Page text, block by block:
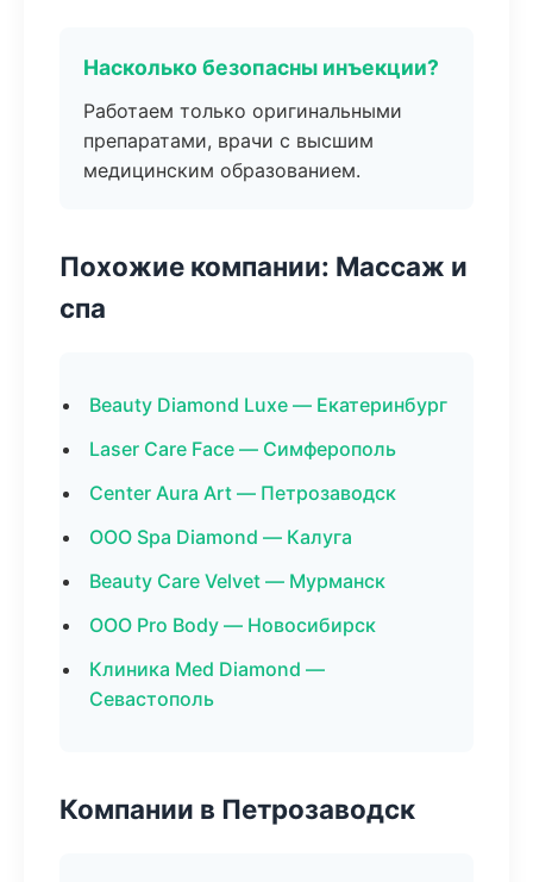
Насколько безопасны инъекции?
Работаем только оригинальными
препаратами, врачи с высшим
медицинским образованием.
Похожие компании: Массаж и
спа
Beauty Diamond Luxe — Екатеринбург
Laser Care Face — Симферополь
Center Aura Art — Петрозаводск
ООО Spa Diamond — Калуга
Beauty Care Velvet — Мурманск
ООО Pro Body — Новосибирск
Клиника Med Diamond —
Севастополь
Компании в Петрозаводск